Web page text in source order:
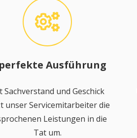
Ausführung
Sachverstand und Geschick
unser Servicemitarbeiter die
Leistungen in die
Tat um.